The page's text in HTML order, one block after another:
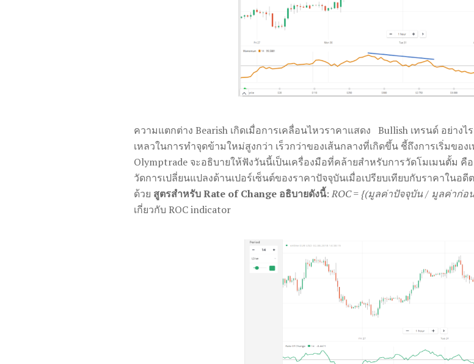
ความแตกต่าง Bearish เกิดเมื่อการเคลื่อนไหวราคาแสดง Bullish เทรนด์ อย่าง
เหลวในการทำจุดข้ามใหม่สูงกว่า เร็วกว่าของเส้นกลางที่เกิดขึ้น ชี้ถึงการเริ่มของ
Olymptrade จะอธิบายให้ฟังวันนี้เป็นเครื่องมือที่คล้ายสำหรับการวัดโมเมนตั้ม คือ
วัดการเปลี่ยนแปลงด้านเปอร์เซ็นต์ของราคาปัจจุบันเมื่อเปรียบเทียบกับราคาในอ
ด้วย สูตรสำหรับ Rate of Change อธิบายดังนี้: ROC = {(มูลค่าปัจจุบัน / มูลค่าก่อ
เกี่ยวกับ ROC indicator